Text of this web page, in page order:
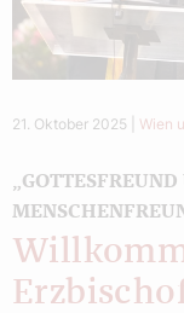
21. Oktober 2025 Wien
„GOTTESFREUND